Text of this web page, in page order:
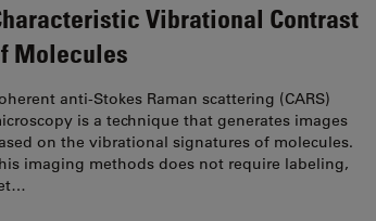
Vibrational Contrast
Molecules
anti-Stokes Raman scattering (CARS)
is a technique that generates images
on the vibrational signatures of molecules.
imaging methods does not require labeling,